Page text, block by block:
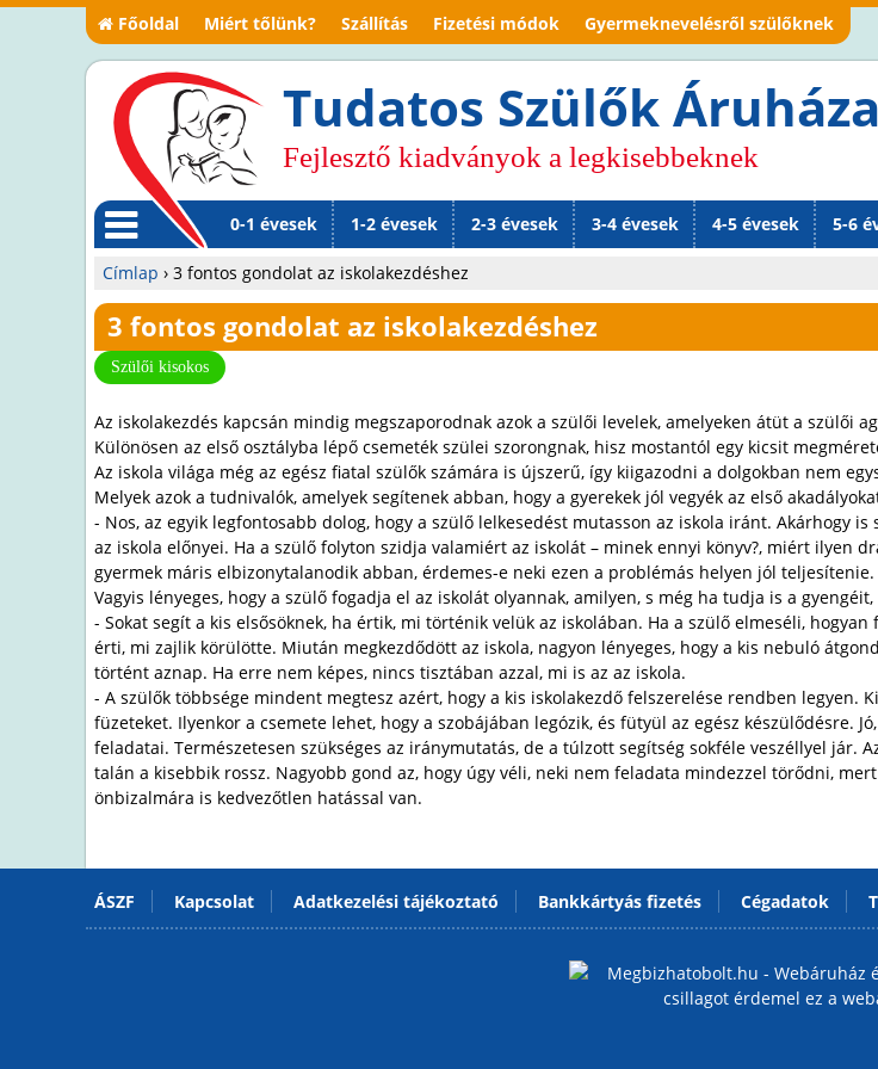
Jump to navigation
Főoldal Miért tőlünk? Szállítás Fizetési módok Gyermeknevelésről szülőknek
Tudatos Szülők Áruháza
Fejlesztő kiadványok a legkisebbeknek
Jelenlegi
hely
Címlap › 3 fontos gondolat az iskolakezdéshez
3 fontos gondolat az iskolakezdéshez
Szülői kisokos
Az iskolakezdés kapcsán mindig megszaporodnak azok a szülői levelek, amelyeken átüt a szülői
Különösen az első osztályba lépő csemeték szülei szorongnak, hisz mostantól egy kicsit
Az iskola világa még az egész fiatal szülők számára is újszerű, így kiigazodni a dolgokban nem
Melyek azok a tudnivalók, amelyek segítenek abban, hogy a gyerekek jól vegyék az első
- Nos, az egyik legfontosabb dolog, hogy a szülő lelkesedést mutasson az iskola iránt. Akárhogy
az iskola előnyei. Ha a szülő folyton szidja valamiért az iskolát – minek ennyi könyv?, miért ilyen
gyermek máris elbizonytalanodik abban, érdemes-e neki ezen a problémás helyen jól
Vagyis lényeges, hogy a szülő fogadja el az iskolát olyannak, amilyen, s még ha tudja is a
- Sokat segít a kis elsősöknek, ha értik, mi történik velük az iskolában. Ha a szülő elmeséli,
érti, mi zajlik körülötte. Miután megkezdődött az iskola, nagyon lényeges, hogy a kis nebuló
történt aznap. Ha erre nem képes, nincs tisztában azzal, mi is az az iskola.
- A szülők többsége mindent megtesz azért, hogy a kis iskolakezdő felszerelése rendben
füzeteket. Ilyenkor a csemete lehet, hogy a szobájában legózik, és fütyül az egész készülődésre.
feladatai. Természetesen szükséges az iránymutatás, de a túlzott segítség sokféle veszéllyel jár.
talán a kisebbik rossz. Nagyobb gond az, hogy úgy véli, neki nem feladata mindezzel törődni,
önbizalmára is kedvezőtlen hatással van.
M
en
ü
0-1 évesek 1-2 évesek 2-3 évesek 3-4 évesek 4-5 évesek 5-6
ÁSZF Kapcsolat Adatkezelési tájékoztató Bankkártyás fizetés Cégadatok